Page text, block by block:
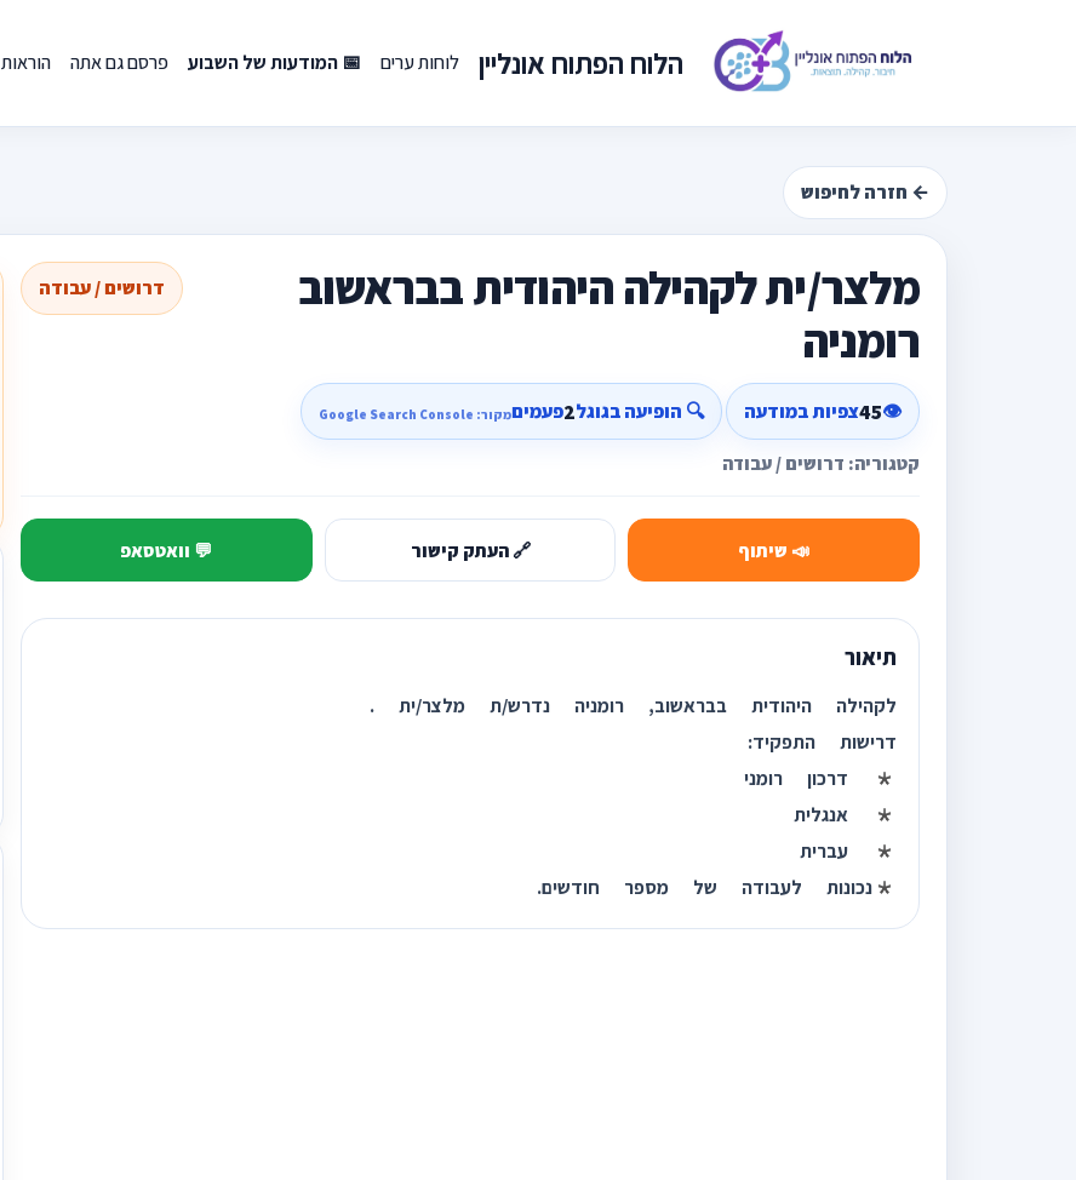
הלוח הפתוח אונליין לוחות ערים 📅 המודעות של השבוע פרסם גם אתה הוראות
← חזרה לחיפוש
מלצר/ית לקהילה היהודית בבראשוב
רומניה
👁️
45צפיות במודעה 🔍 הופיעה בגוגל2פעמיםמקור: Google Search Console
קטגוריה: דרושים / עבודה
דרושים / עבודה
📣 שיתוף 🔗 העתק קישור 💬 וואטסאפ
תיאור
לקהילה היהודית בבראשוב, רומניה נדרש/ת מלצר/ית .
דרישות התפקיד:
* דרכון רומני
* אנגלית
* עברית
*נכונות לעבודה של מספר חודשים.